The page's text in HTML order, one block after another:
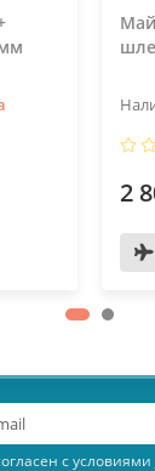
2
с условиями